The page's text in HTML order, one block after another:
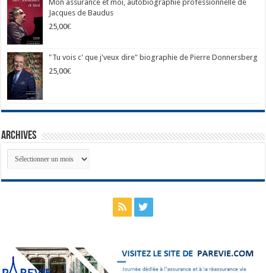
Mon assurance et moi, autobiographie professionnelle de
Jacques de Baudus
25,00€
"Tu vois c' que j'veux dire" biographie de Pierre Donnersberg
25,00€
Archives
Archives